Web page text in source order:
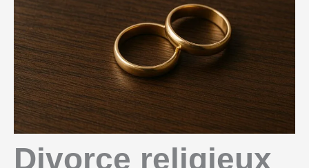
Divorce religieux